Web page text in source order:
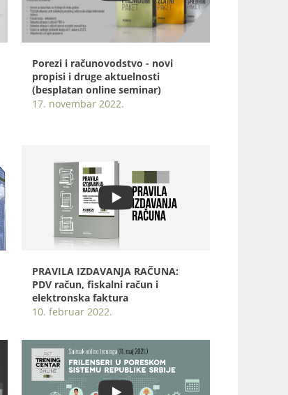
Porezi i računovodstvo - novi
propisi i druge aktuelnosti
(besplatan online seminar)
17. novembar 2022.
PRAVILA IZDAVANJA RAČUNA:
PDV račun, fiskalni račun i
elektronska faktura
10. februar 2022.